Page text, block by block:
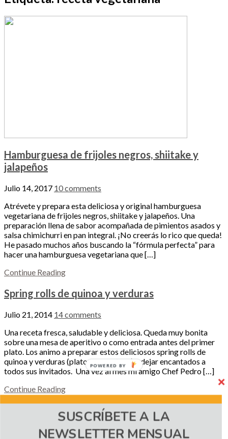
Hamburguesa de frijoles negros, shiitake y
jalapeños
Julio 14, 2017 10 comments
Atrévete y prepara esta deliciosa y original hamburguesa
vegetariana de frijoles negros, shiitake y jalapeños. Una
preparación llena de sabor acompañada de pimientos asados y
salsa chimichurri en pan integral. ¡No creerás lo rico que queda!
He pasado muchos años buscando la “fórmula perfecta” para
hacer una hamburguesa vegetariana que […]
Continue Reading
Spring rolls de quinoa y verduras
Julio 21, 2014 14 comments
Una receta fresca, saludable y deliciosa. Queda muy bonita
sobre una mesa de aperitivo o como entrada antes del primer
plato. Los animo a preparar estos deliciosos spring rolls de
quinoa y verduras (plato vegetariano) y dejar encantados a
todos sus invitados. Una vez al mes mi amigo Chef Pedro […]
Continue Reading
Tomates rellenos de quinoa y verduras
Junio 2, 20141 comment
SUSCRÍBETE A LA
NEWSLETTER MENSUAL
POWERED BY